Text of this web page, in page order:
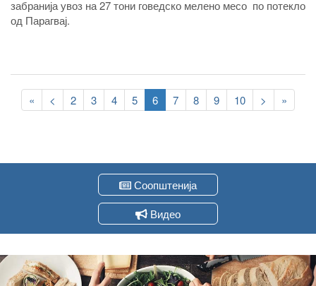
забранија увоз на 27 тони говедско мелено месо по потекло
од Парагвај.
Pagination
First
page
«
Previous
page
< Page
2 Page
3 Page
4 Page
5
Current
page
6 Page
7 Page
8 Page
9 Page
10
Следна
страна
>
Last
page
»
Соопштенија
Видео